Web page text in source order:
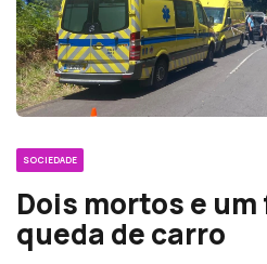
SOCIEDADE
Dois mortos e
queda de carro